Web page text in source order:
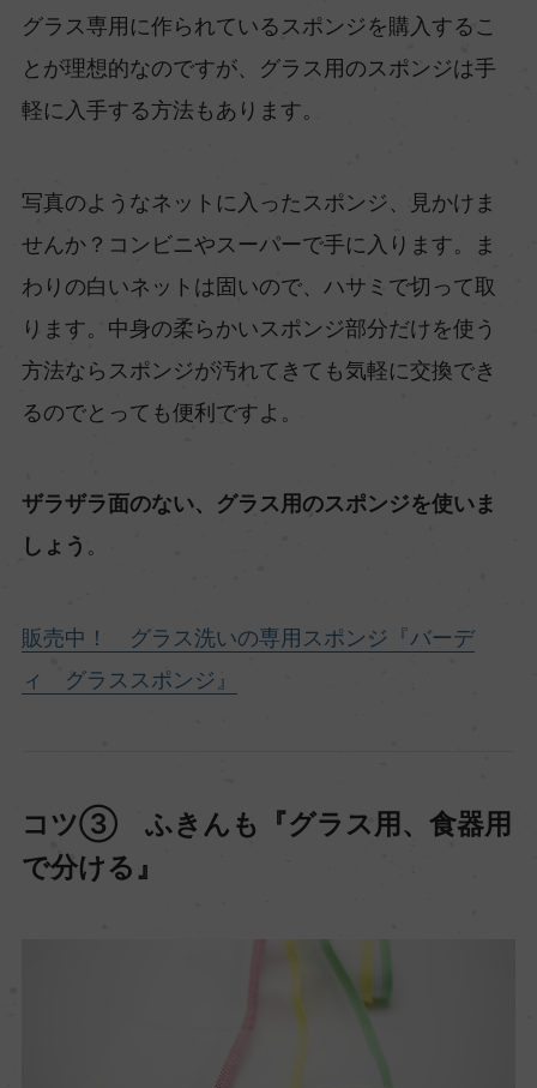
グラス専用に作られているスポンジを購入するこ
とが理想的なのですが、グラス用のスポンジは手
軽に入手する方法もあります。
写真のようなネットに入ったスポンジ、見かけま
せんか？コンビニやスーパーで手に入ります。ま
わりの白いネットは固いので、ハサミで切って取
ります。中身の柔らかいスポンジ部分だけを使う
方法ならスポンジが汚れてきても気軽に交換でき
るのでとっても便利ですよ。
ザラザラ面のない、グラス用のスポンジを使いま
しょう 。
販売中！ グラス洗いの専用スポンジ『バーデ
ィ グラススポンジ』
コツ③ ふきんも『グラス用、食器用
で分ける』